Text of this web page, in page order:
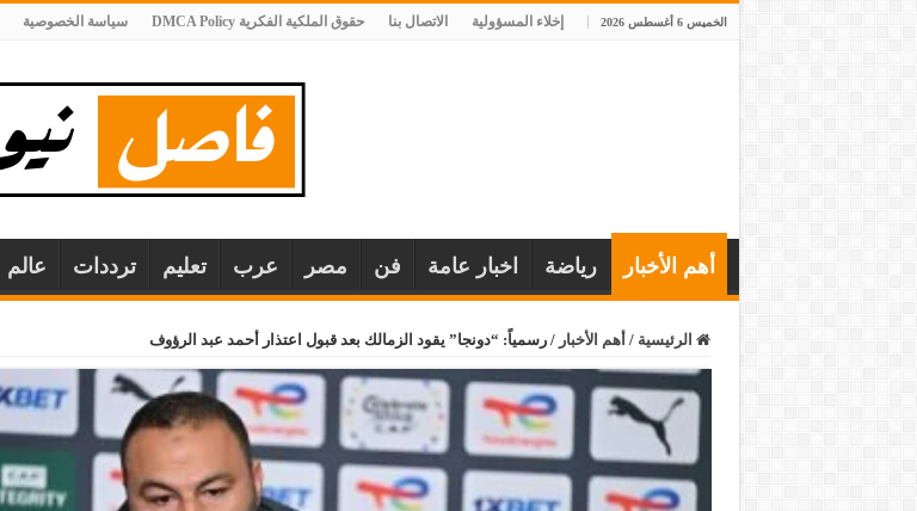
الخميس 6 أغسطس 2026 إخلاء المسؤولية الاتصال بنا حقوق الملكية الفكرية DMCA Policy سياسة الخصوصية
أهم الأخبار رياضة اخبار عامة فن مصر عرب تعليم ترددات عالم
الرئيسية / أهم الأخبار / رسمياً: “دونجا” يقود الزمالك بعد قبول اعتذار أحمد عبد الرؤوف